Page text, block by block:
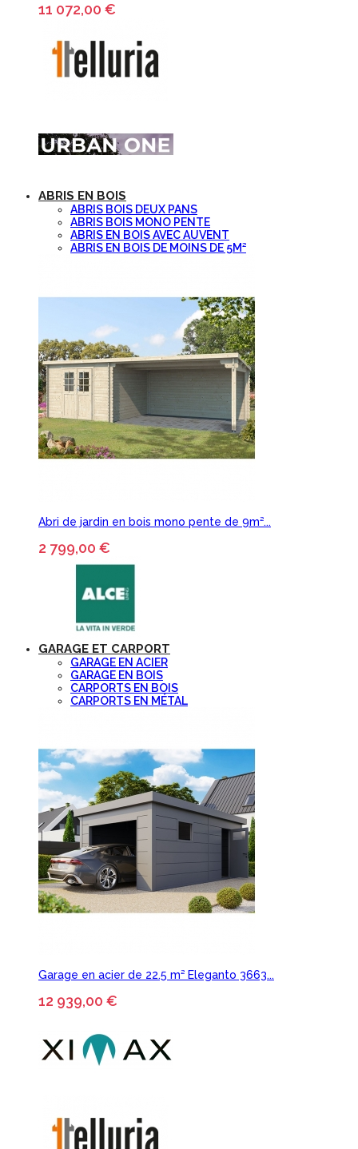
11 072,00 €
ABRIS EN BOIS
ABRIS BOIS DEUX PANS
ABRIS BOIS MONO PENTE
ABRIS EN BOIS AVEC AUVENT
ABRIS EN BOIS DE MOINS DE 5M²
Abri de jardin en bois mono pente de 9m²...
2 799,00 €
GARAGE ET CARPORT
GARAGE EN ACIER
GARAGE EN BOIS
CARPORTS EN BOIS
CARPORTS EN MÉTAL
Garage en acier de 22.5 m² Eleganto 3663...
12 939,00 €